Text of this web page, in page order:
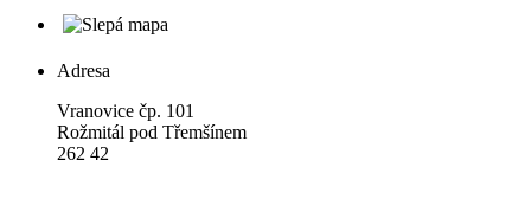
Adresa
Vranovice čp. 101
Rožmitál pod Třemšínem
262 42